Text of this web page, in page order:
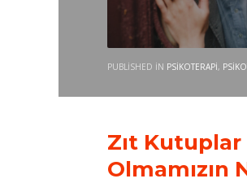
PUBLISHED IN PSIKOTERAPI,
Zıt
Olmamızın